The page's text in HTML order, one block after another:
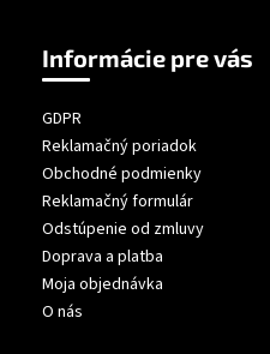
Informácie pre vás
GDPR
Reklamačný poriadok
Obchodné podmienky
Reklamačný formulár
Odstúpenie od zmluvy
Doprava a platba
Moja objednávka
O nás